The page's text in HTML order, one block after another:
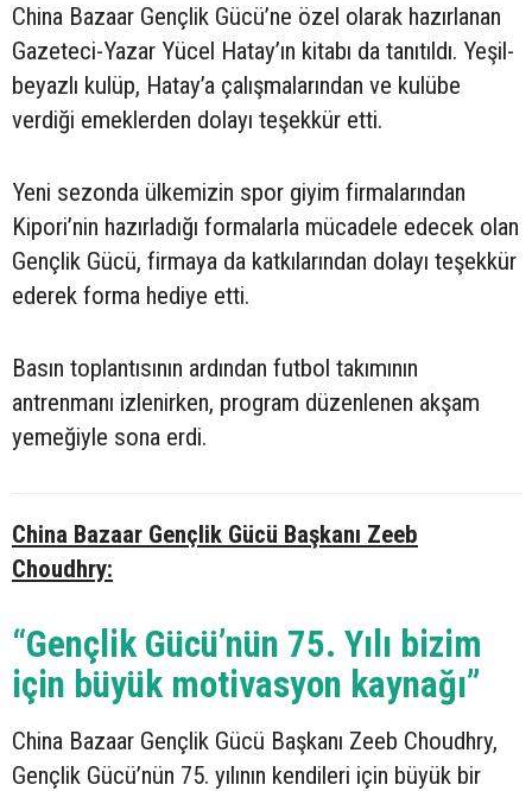
China Bazaar Gençlik Gücü’ne özel olarak hazırlanan
Gazeteci-Yazar Yücel Hatay’ın kitabı da tanıtıldı. Yeşil-
beyazlı kulüp, Hatay’a çalışmalarından ve kulübe
verdiği emeklerden dolayı teşekkür etti.
Yeni sezonda ülkemizin spor giyim firmalarından
Kipori’nin hazırladığı formalarla mücadele edecek olan
Gençlik Gücü, firmaya da katkılarından dolayı teşekkür
ederek forma hediye etti.
Basın toplantısının ardından futbol takımının
antrenmanı izlenirken, program düzenlenen akşam
yemeğiyle sona erdi.
China Bazaar Gençlik Gücü Başkanı Zeeb
Choudhry:
“Gençlik Gücü’nün 75. Yılı bizim
için büyük motivasyon kaynağı”
China Bazaar Gençlik Gücü Başkanı Zeeb Choudhry,
Gençlik Gücü’nün 75. yılının kendileri için büyük bir